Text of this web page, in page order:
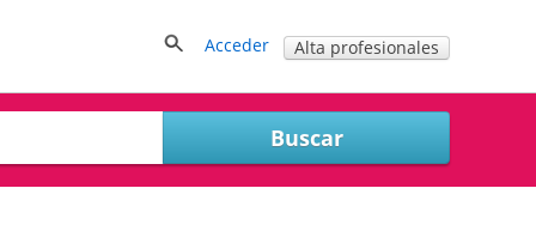
Acceder Alta profesionales